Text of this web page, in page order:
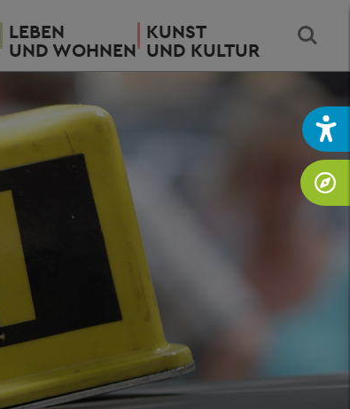
LEBEN
UND WOHNEN
KUNST
UND KULTUR